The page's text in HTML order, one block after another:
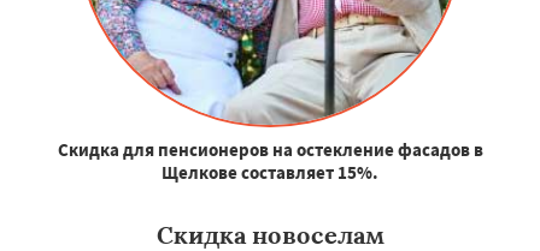
Скидка для пенсионеров на остекление фасадов в
Щелкове составляет 15%.
Скидка новоселам